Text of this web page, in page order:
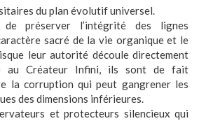
du plan évolutif universel.
préserver l’intégrité des lignes
sacré de la vie organique et le
leur autorité découle directement
au Créateur Infini, ils sont de fait
la corruption qui peut gangrener les
des dimensions inférieures.
et protecteurs silencieux qui